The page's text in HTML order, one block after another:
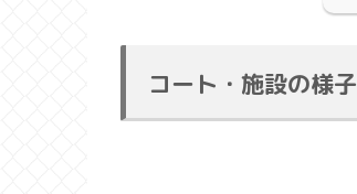
コート・施設の様子